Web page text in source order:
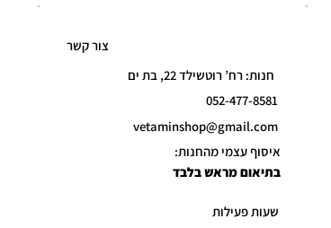
חנות: רח’ רוטשילד 22, בת ים
052-477-8581
vetaminshop@gmail.com
איסוף עצמי מהחנות:
בתיאום מראש בלבד
שעות פעילות
צור קשר